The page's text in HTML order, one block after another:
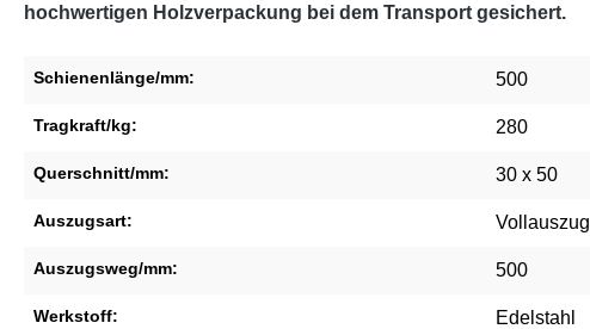
hochwertigen Holzverpackung bei dem Transport gesichert.
Schienenlänge/mm: 500
Tragkraft/kg: 280
Querschnitt/mm: 30 x 50
Auszugsart: Vollauszug
Auszugsweg/mm: 500
Werkstoff: Edelstahl